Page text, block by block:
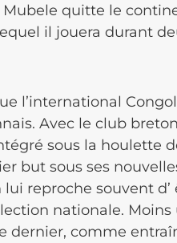
Mubele quitte le
il jouera durant
l’international
Avec le club
sous la houlette
but sous ses
lui reproche souvent
nationale. Moins
dernier, comme